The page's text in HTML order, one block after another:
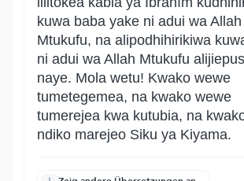
kuwa baba yake ni adui wa Allah
Mtukufu, na alipodhihirikiwa
ni adui wa Allah Mtukufu
naye. Mola wetu! Kwako wewe
tumetegemea, na kwako wewe
tumerejea kwa kutubia, na
ndiko marejeo Siku ya Kiyama.